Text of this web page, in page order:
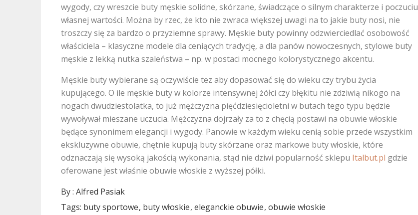
wygody, czy wreszcie buty męskie solidne, skórzane, świadczące o silnym charakterze i poczuciu
własnej wartości. Można by rzec, że kto nie zwraca większej uwagi na to jakie buty nosi, nie
troszczy się za bardzo o przyziemne sprawy. Męskie buty powinny odzwierciedlać osobowość
właściciela – klasyczne modele dla ceniących tradycję, a dla panów nowoczesnych, stylowe buty
męskie z lekką nutka szaleństwa – np. w postaci mocnego kolorystycznego akcentu.
Męskie buty wybierane są oczywiście tez aby dopasować się do wieku czy trybu życia
kupującego. O ile męskie buty w kolorze intensywnej żółci czy błękitu nie zdziwią nikogo na
nogach dwudziestolatka, to już mężczyzna pięćdziesięcioletni w butach tego typu będzie
wywoływał mieszane uczucia. Mężczyzna dojrzały za to z chęcią postawi na obuwie włoskie
będące synonimem elegancji i wygody. Panowie w każdym wieku cenią sobie przede wszystkim
ekskluzywne obuwie, chętnie kupują buty skórzane oraz markowe buty włoskie, które
odznaczają się wysoką jakością wykonania, stąd nie dziwi popularność sklepu Italbut.pl gdzie
oferowane jest właśnie obuwie włoskie z wyższej półki.
By : Alfred Pasiak
Tags: buty sportowe buty włoskie eleganckie obuwie obuwie włoskie